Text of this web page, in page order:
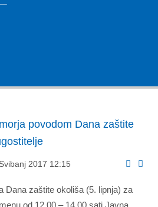
povodom Dana zaštite
2017 12:15
Dana zaštite okoliša (5. lipnja) za
od 12.00 – 14.00 sati Javna